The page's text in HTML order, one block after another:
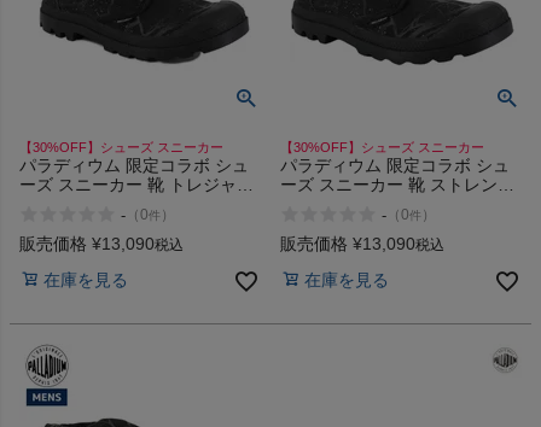
スポーツマリオTOP
ベースボールマリオ（野球商品）
お気に入り
ご利用ガイド
クーポン一覧
プロテイン・サプリメントまとめ買い
【30%OFF】シューズ スニーカー
パラディウム 限定コラボ シュ
ーズ スニーカー 靴 トレジャー
Things BAGGY HOPPER
TUNNELS 94625 アウトレット
- （0件 ）
販売価格 ¥13,090税込
在庫を見る
【30%OFF】シューズ スニーカー
パラディウム 限定コラボ シュ
ーズ スニーカー 靴 ストレンジ
Stranger Things PAMPA HI
TUNNELS 04626 アウトレット
- （0件 ）
販売価格 ¥13,090税込
在庫を見る